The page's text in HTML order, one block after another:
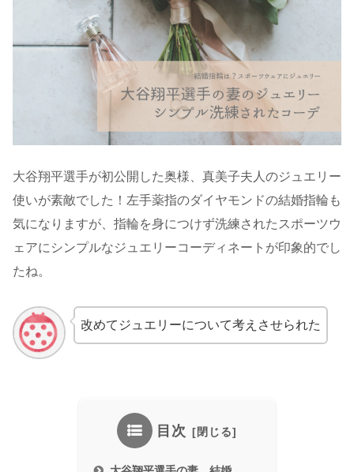
大谷翔平選手が初公開した奥様、真美子夫人のジュエリー
使いが素敵でした！左手薬指のダイヤモンドの結婚指輪も
気になりますが、指輪を身につけず洗練されたスポーツウ
ェアにシンプルなジュエリーコーディネートが印象的でし
たね。
改めてジュエリーについて考えさせられた
目次